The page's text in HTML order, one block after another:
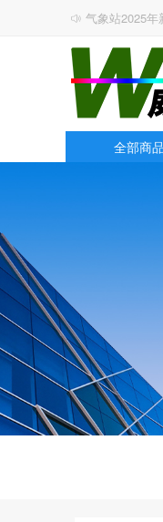
气象站2025年
全部商